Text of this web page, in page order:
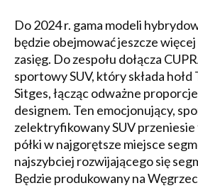
Do 2024 r. gama modeli
będzie obejmować jeszcze
zasięg. Do zespołu dołącza
sportowy SUV, który składa
Sitges, łącząc odważne
designem. Ten emocjonujący,
zelektryfikowany SUV przeniesie
półki w najgorętsze miejsce
najszybciej rozwijającego się
Będzie produkowany na